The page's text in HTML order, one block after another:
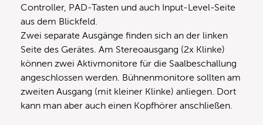
Controller, PAD-Tasten und auch Input-Level-Seite
aus dem Blickfeld.
Zwei separate Ausgänge finden sich an der linken
Seite des Gerätes. Am Stereoausgang (2x Klinke)
können zwei Aktivmonitore für die Saalbeschallung
angeschlossen werden. Bühnenmonitore sollten am
zweiten Ausgang (mit kleiner Klinke) anliegen. Dort
kann man aber auch einen Kopfhörer anschließen.